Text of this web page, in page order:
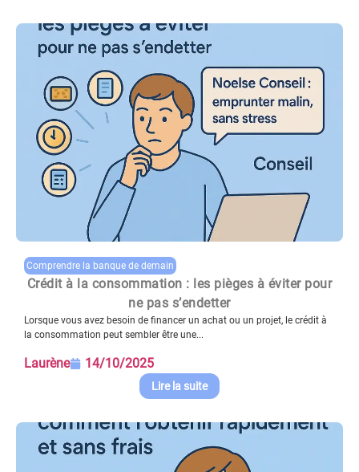
Comprendre la banque de demain
Crédit à la consommation : les pièges à éviter pour
ne pas s’endetter
Lorsque vous avez besoin de financer un achat ou un projet, le crédit à
la consommation peut sembler être une...
Laurène 14/10/2025
Lire la suite